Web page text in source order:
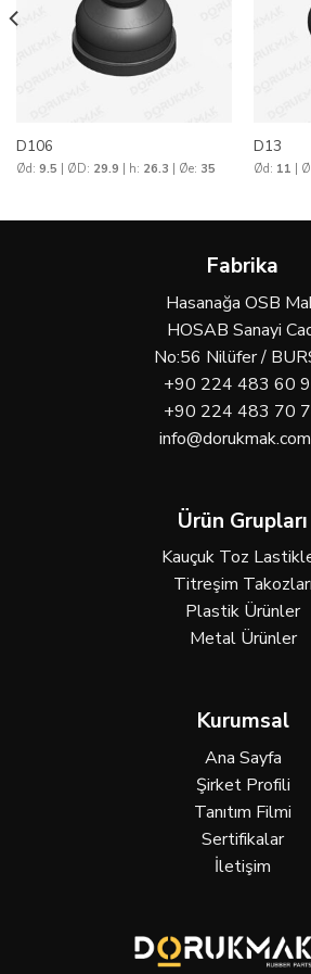
D106
Ød: 9.5 | ØD: 29.9 | h: 26.3 | Øe: 35
D13
Ød: 11 |
Fabrika
Hasanağa OSB
HOSAB Sanayi
No:56 Nilüfer /
+90 224 483 60
+90 224 483 70
Ürün Grupları
Kauçuk Toz
Titreşim Takozları
Plastik Ürünler
Metal Ürünler
Kurumsal
Ana Sayfa
Şirket Profili
Tanıtım Filmi
Sertifikalar
İletişim